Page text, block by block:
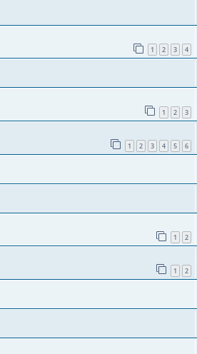
1 2 3 4
1 2 3
1 2 3 4 5 6
1 2
1 2